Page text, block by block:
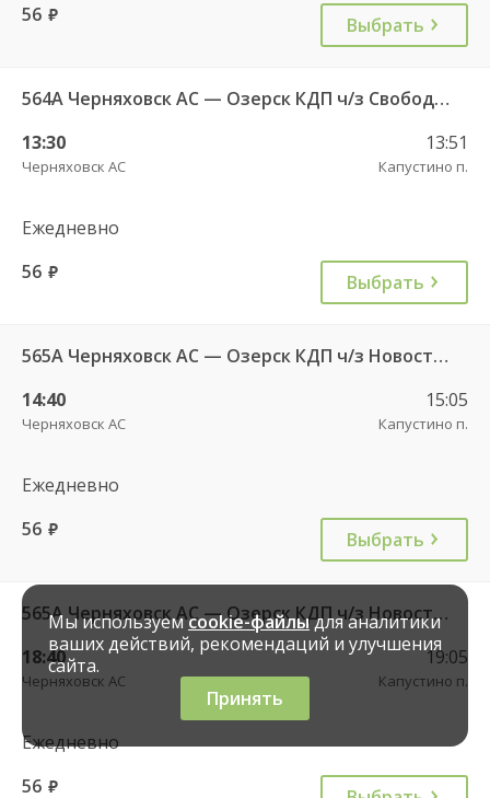
56 руб. Выбрать
564А Черняховск АС — Озерск КДП ч/з Свобода п., Липки п.
13:30
Черняховск АС
13:51
Капустино п.
Ежедневно
56 руб. Выбрать
565А Черняховск АС — Озерск КДП ч/з Новостроево п.
14:40
Черняховск АС
15:05
Капустино п.
Ежедневно
56 руб. Выбрать
565А Черняховск АС — Озерск КДП ч/з Новостроево п.
18:40
Черняховск АС
19:05
Капустино п.
Ежедневно
56 руб.
Мы используемcookie-файлыдля аналитики
ваших действий, рекомендаций и улучшения
сайта.
Принять